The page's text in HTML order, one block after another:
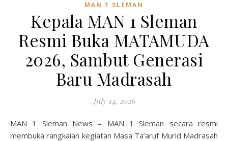
MAN 1 SLEMAN
Kepala MAN 1 Sleman
Resmi Buka MATAMUDA
2026, Sambut Generasi
Baru Madrasah
July 14, 2026
MAN 1 Sleman News – MAN 1 Sleman secara resmi
membuka rangkaian kegiatan Masa Ta’aruf Murid Madrasah